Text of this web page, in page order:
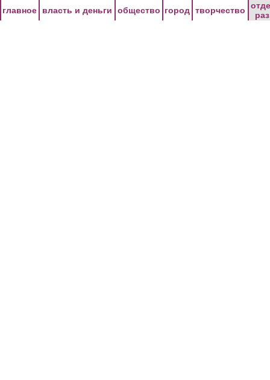
главное власть и деньги общество город творчество